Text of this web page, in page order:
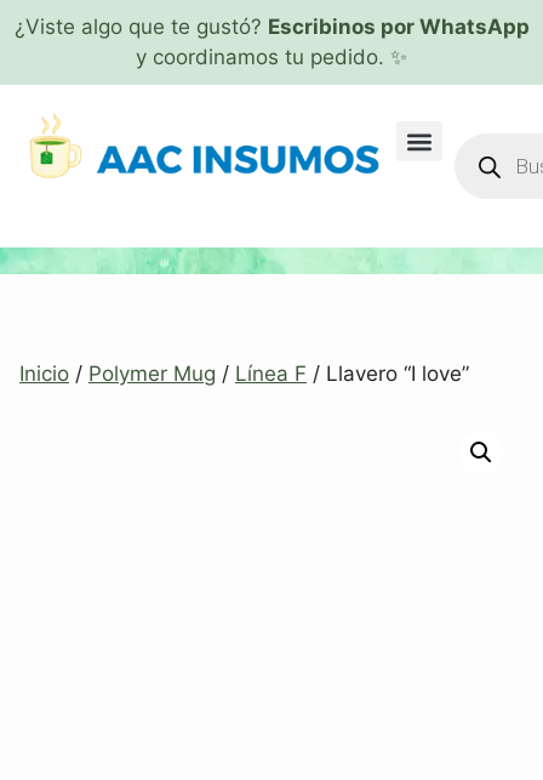
¿Viste algo que te gustó? Escribinos por WhatsApp
y coordinamos tu pedido. ✨
Inicio / Polymer Mug / Línea F / Llavero “I love”